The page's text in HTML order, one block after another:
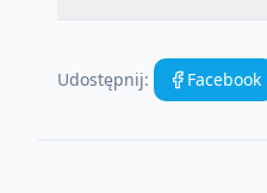
Udostępnij: Facebook